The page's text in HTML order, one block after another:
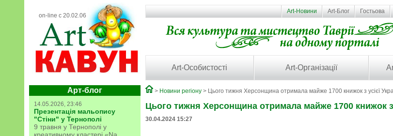
on-line с 20.02.06
Art-Новини Art-Блог Гостьова
Art-Особистості Art-Організації
Арт-блог
14.05.2026, 23:46
Презентація мальопису
"Стіни" у Тернополі
9 травня у Тернополі у
> Новини регіону > Цього тижня Херсонщина отримала майже 1700 книжок з усієї
Цього тижня Херсонщина отримала майже 1700 книжок з
30.04.2024 15:27